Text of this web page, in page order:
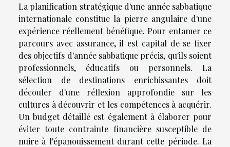
La planification stratégique d'une année sabbatique
internationale constitue la pierre angulaire d'une
expérience réellement bénéfique. Pour entamer ce
parcours avec assurance, il est capital de se fixer
des objectifs d'année sabbatique précis, qu'ils soient
professionnels, éducatifs ou personnels. La
sélection de destinations enrichissantes doit
découler d'une réflexion approfondie sur les
cultures à découvrir et les compétences à acquérir.
Un budget détaillé est également à élaborer pour
éviter toute contrainte financière susceptible de
nuire à l'épanouissement durant cette période. La